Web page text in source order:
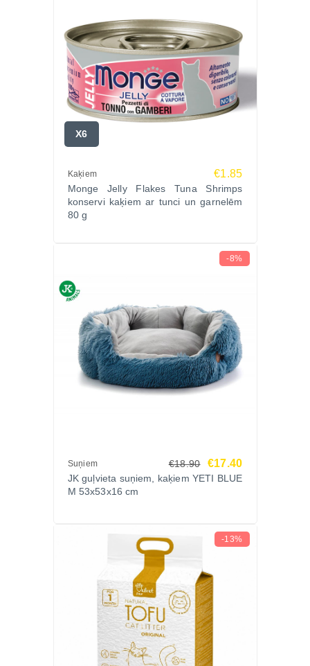
X6
Kaķiem €1.85
Monge Jelly Flakes Tuna Shrimps
konservi kaķiem ar tunci un garnelēm
80 g
-8%
Suņiem €18.90 €17.40
JK guļvieta suņiem, kaķiem YETI BLUE
M 53x53x16 cm
-13%